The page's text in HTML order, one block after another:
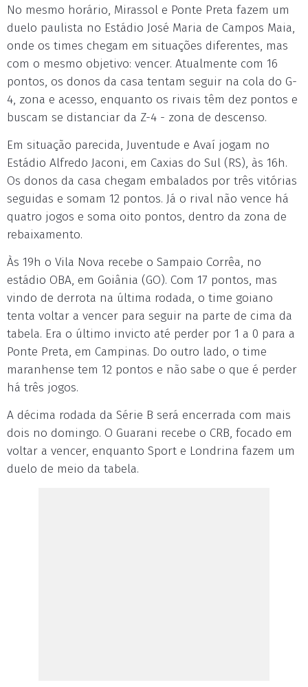
No mesmo horário, Mirassol e Ponte Preta fazem um
duelo paulista no Estádio José Maria de Campos Maia,
onde os times chegam em situações diferentes, mas
com o mesmo objetivo: vencer. Atualmente com 16
pontos, os donos da casa tentam seguir na cola do G-
4, zona e acesso, enquanto os rivais têm dez pontos e
buscam se distanciar da Z-4 - zona de descenso.
Em situação parecida, Juventude e Avaí jogam no
Estádio Alfredo Jaconi, em Caxias do Sul (RS), às 16h.
Os donos da casa chegam embalados por três vitórias
seguidas e somam 12 pontos. Já o rival não vence há
quatro jogos e soma oito pontos, dentro da zona de
rebaixamento.
Às 19h o Vila Nova recebe o Sampaio Corrêa, no
estádio OBA, em Goiânia (GO). Com 17 pontos, mas
vindo de derrota na última rodada, o time goiano
tenta voltar a vencer para seguir na parte de cima da
tabela. Era o último invicto até perder por 1 a 0 para a
Ponte Preta, em Campinas. Do outro lado, o time
maranhense tem 12 pontos e não sabe o que é perder
há três jogos.
A décima rodada da Série B será encerrada com mais
dois no domingo. O Guarani recebe o CRB, focado em
voltar a vencer, enquanto Sport e Londrina fazem um
duelo de meio da tabela.